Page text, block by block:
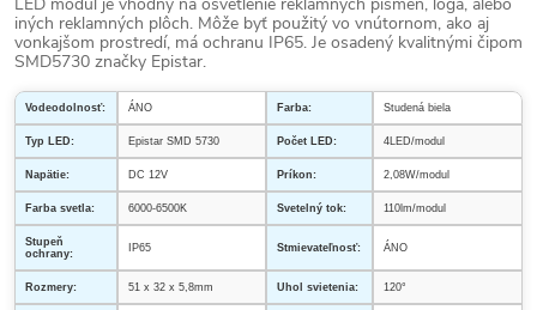
iných reklamných plôch. Môže byť použitý vo vnútornom, ako aj
vonkajšom prostredí, má ochranu IP65. Je osadený kvalitnými čipom
SMD5730 značky Epistar.
Vodeodolnosť: ÁNO Farba: Studená biela
Typ LED: Epistar SMD 5730 Počet LED: 4LED/modul
Napätie: DC 12V Príkon: 2,08W/modul
Farba svetla: 6000-6500K Svetelný tok: 110lm/modul
Stupeň
ochrany:
IP65 Stmievateľnosť: ÁNO
Rozmery: 51 x 32 x 5,8mm Uhol svietenia: 120°